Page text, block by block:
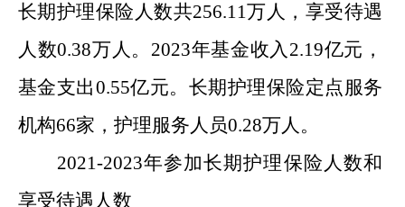
长期护理保险人数共256.11万人，享受待遇
人数0.38万人。 2023年基金收入 2.19亿元，
基金支出0.55亿元。长期护理保险定点服务
机构66家，护理服务人员0.28万人。
2021-2023年参加长期护理保险人数和
享受待遇人数